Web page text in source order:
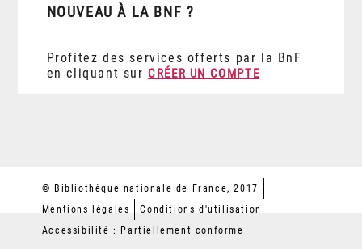
NOUVEAU À LA BNF ?
Profitez des services offerts par la BnF
en cliquant sur CRÉER UN COMPTE
© Bibliothèque nationale de France, 2017
Mentions légales
Conditions d'utilisation
Accessibilité : Partiellement conforme